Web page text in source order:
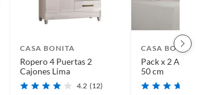
CASA BONITA
Ropero 4 Puertas 2
Cajones Lima
4.2 (12)
CASA BONITA
Pack x 2
50 cm